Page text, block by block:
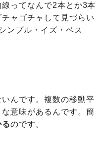
ってなんで2本とか3本
ャゴチャして見づらい
ンプル・イズ・ベス
んです。複数の移動平
意味があるんです。簡
のです。